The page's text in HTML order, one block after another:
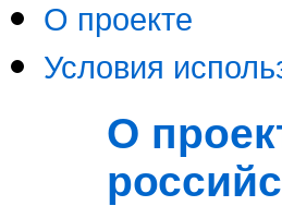
О проекте
Условия
О